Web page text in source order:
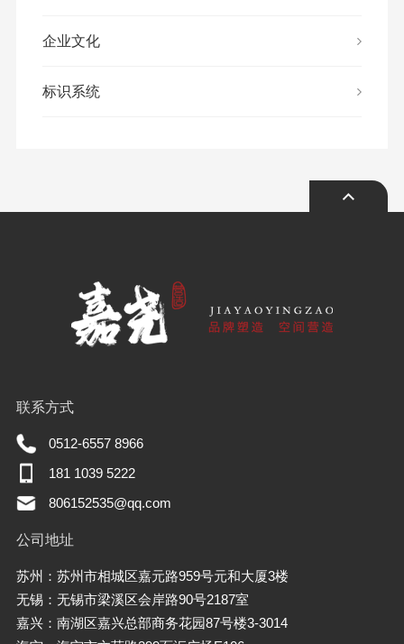
企业文化
标识系统
联系方式
0512-6557 8966
181 1039 5222
806152535@qq.com
公司地址
苏州：苏州市相城区嘉元路959号元和大厦3楼
无锡：无锡市梁溪区会岸路90号2187室
嘉兴：南湖区嘉兴总部商务花园87号楼3-3014